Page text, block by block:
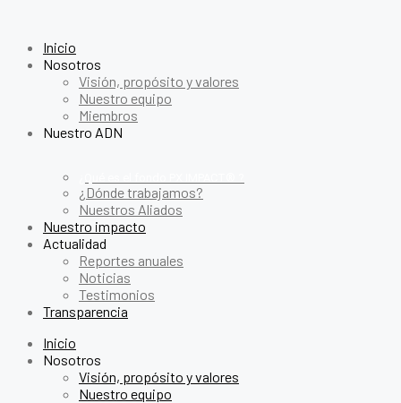
Inicio
Nosotros
Visión, propósito y valores
Nuestro equipo
Miembros
Nuestro ADN
¿Dónde trabajamos?
Nuestros Aliados
Nuestro impacto
Actualidad
Reportes anuales
Noticias
Testimonios
Transparencia
Inicio
Nosotros
Visión, propósito y valores
Nuestro equipo